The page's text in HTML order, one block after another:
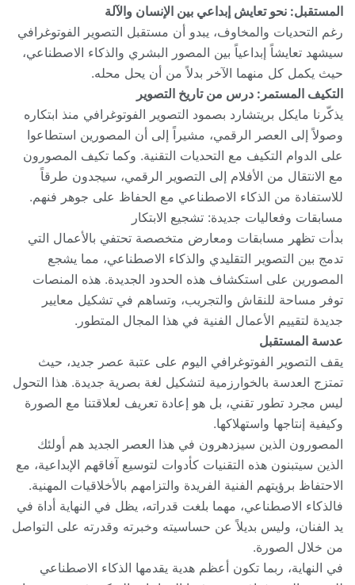
المستقبل: نحو تعايش إبداعي بين الإنسان والآلة
رغم التحديات والمخاوف، يبدو أن مستقبل التصوير الفوتوغرافي
سيشهد تعايشاً إبداعياً بين المصور البشري والذكاء الاصطناعي،
حيث يكمل كل منهما الآخر بدلاً من أن يحل محله.
التكيف المستمر: درس من تاريخ التصوير
يذكّرنا مايكل بريتشارد بصمود التصوير الفوتوغرافي منذ ابتكاره
وصولاً إلى العصر الرقمي، مشيراً إلى أن المصورين استطاعوا
على الدوام التكيف مع التحديات التقنية. وكما تكيف المصورون
مع الانتقال من الأفلام إلى التصوير الرقمي، سيجدون طرقاً
للاستفادة من الذكاء الاصطناعي مع الحفاظ على جوهر فنهم.
مسابقات وفعاليات جديدة: تشجيع الابتكار
بدأت تظهر مسابقات ومعارض متخصصة تحتفي بالأعمال التي
تدمج بين التصوير التقليدي والذكاء الاصطناعي، مما يشجع
المصورين على استكشاف هذه الحدود الجديدة. هذه المنصات
توفر مساحة للنقاش والتجريب، وتساهم في تشكيل معايير
جديدة لتقييم الأعمال الفنية في هذا المجال المتطور.
عدسة المستقبل
يقف التصوير الفوتوغرافي اليوم على عتبة عصر جديد، حيث
تمتزج العدسة بالخوارزمية لتشكيل لغة بصرية جديدة. هذا التحول
ليس مجرد تطور تقني، بل هو إعادة تعريف لعلاقتنا مع الصورة
وكيفية إنتاجها واستهلاكها.
المصورون الذين سيزدهرون في هذا العصر الجديد هم أولئك
الذين سيتبنون هذه التقنيات كأدوات لتوسيع آفاقهم الإبداعية، مع
الاحتفاظ برؤيتهم الفنية الفريدة والتزامهم بالأخلاقيات المهنية.
فالذكاء الاصطناعي، مهما بلغت قدراته، يظل في النهاية أداة في
يد الفنان، وليس بديلاً عن حساسيته وخبرته وقدرته على التواصل
من خلال الصورة.
في النهاية، ربما تكون أعظم هدية يقدمها الذكاء الاصطناعي